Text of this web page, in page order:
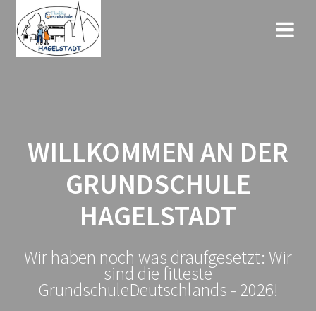
WILLKOMMEN AN DER
GRUNDSCHULE
HAGELSTADT
Wir haben noch was draufgesetzt: Wir
sind die fitteste
GrundschuleDeutschlands - 2026!